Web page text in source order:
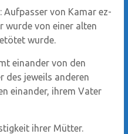
Aufpasser von Kamar ez-
wurde von einer alten
wurde.
einander von den
des jeweils anderen
einander, ihrem Vater
ihrer Mütter.